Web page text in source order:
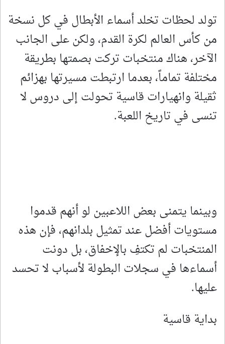
تولد لحظات تخلد أسماء الأبطال في كل نسخة
من كأس العالم لكرة القدم، ولكن على الجانب
الآخر، هناك منتخبات تركت بصمتها بطريقة
مختلفة تماماً، بعدما ارتبطت مسيرتها بهزائم
ثقيلة وانهيارات قاسية تحولت إلى دروس لا
تنسى في تاريخ اللعبة.
وبينما يتمنى بعض اللاعبين لو أنهم قدموا
مستويات أفضل عند تمثيل بلدانهم، فإن هذه
المنتخبات لم تكتفِ بالإخفاق، بل دونت
أسماءها في سجلات البطولة لأسباب لا تحسد
عليها.
بداية قاسية